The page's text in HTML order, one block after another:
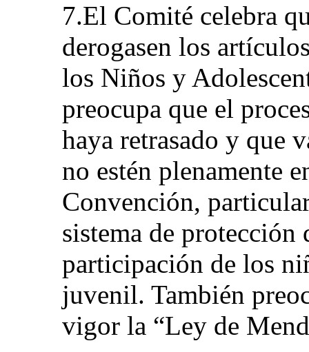
7.El Comité celebra
derogasen los
los Niños y
preocupa que el
haya retrasado y que
no estén plenamente
Convención,
sistema de protección
participación de los
juvenil. También
vigor la “Ley de